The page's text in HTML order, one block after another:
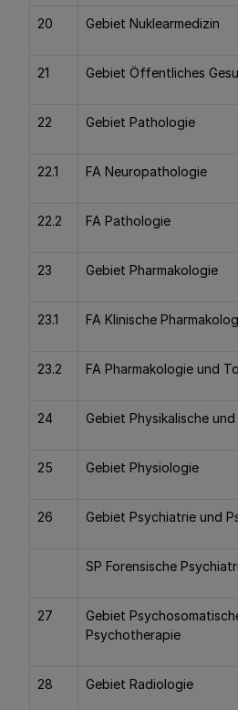
20 Gebiet Nuklearmedizin
21 Gebiet Öffentliches
22 Gebiet Pathologie
22.1 FA Neuropathologie
22.2 FA Pathologie
23 Gebiet Pharmakologie
23.1 FA Klinische
23.2 FA Pharmakologie und
24 Gebiet Physikalische
25 Gebiet Physiologie
26 Gebiet Psychiatrie und
SP Forensische
27
Gebiet
Psychotherapie
28 Gebiet Radiologie